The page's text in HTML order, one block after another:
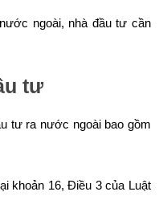
ngoài, nhà đầu tư cần
tư
tư ra nước ngoài bao gồm
khoản 16, Điều 3 của Luật